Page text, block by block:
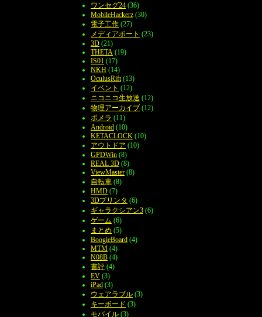
ワンセグ24 (36)
MobileHackerz (30)
電子工作 (27)
メディアポート (23)
3D (21)
THETA (19)
IS01 (17)
NKH (14)
OculusRift (13)
イベント (12)
ニコニコ生放送 (12)
物理アーカイブ (12)
ポメラ (11)
Android (10)
KETACLOCK (10)
アウトドア (10)
GPDWin (8)
REAL 3D (8)
ViewMaster (8)
自転車 (8)
HMD (7)
3Dプリンタ (6)
ギャラクシアン3 (6)
ゲーム (6)
まとめ (5)
BoogieBoard (4)
MTM (4)
N08B (4)
書評 (4)
EV (3)
iPad (3)
ウェアラブル (3)
キーボード (3)
モバイル (3)